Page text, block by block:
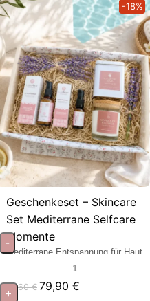
Geschenkeset – Skincare
Set Mediterrane Selfcare
Momente
Mediterrane Entspannung für Haut
-18%
97,60€ 79,90€
-
+